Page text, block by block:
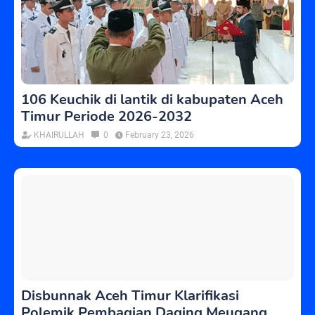
106 Keuchik di lantik di kabupaten Aceh
Timur Periode 2026-2032
KHAIRULLAH 0 February 23, 2026
Disbunnak Aceh Timur Klarifikasi